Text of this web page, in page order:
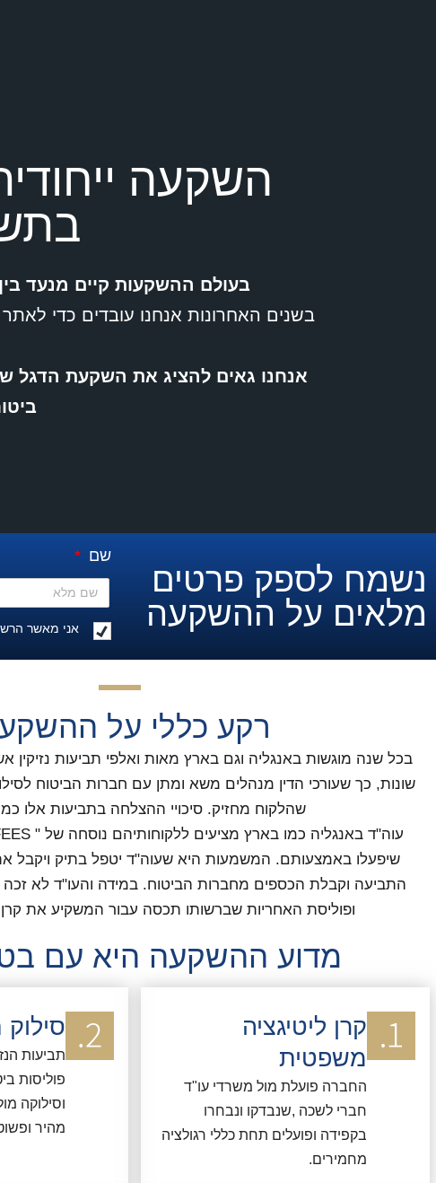
השקעה
בעולם ההשקעות קיים מנעד
בשנים האחרונות אנחנו עובדים כדי
אנחנו גאים להציג את השקעת הדגל
נשמח לספק פרטים
מלאים על ההשקעה ​
שם
אני מאשר
רקע כללי על
בכל שנה מוגשות באנגליה וגם בארץ מאות ואלפי תביעות נזיקין
שונות, כך שעורכי הדין מנהלים משא ומתן עם חברות הביטוח
שהלקוח מחזיק. סיכויי ההצלחה בתביעות אלו
עוה"ד באנגליה כמו בארץ מציעים ללקוחותיהם נוסחה של
שיפעלו באמצעותם. המשמעות היא שעוה"ד יטפל בתיק ויקבל
התביעה וקבלת הכספים מחברות הביטוח. במידה והעו"ד לא
ופוליסת האחריות שברשותו תכסה עבור המשקיע את קרן
מדוע ההשקעה היא עם
קרן ליטיגציה
משפטית
החברה פועלת מול משרדי עו"ד
חברי לשכה ,שנבדקו ונבחרו
בקפידה ופועלים תחת כללי רגולציה
מחמירים.
תביעות
פוליסות
וסילוקה
מהיר